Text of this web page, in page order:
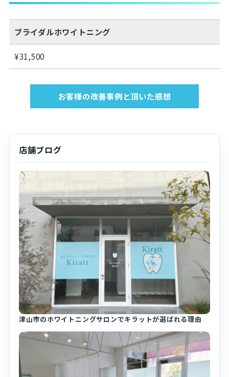
ブライダルホワイトニング
¥31,500
お客様の改善事例と頂いた感想
店舗ブログ
津山市のホワイトニングサロンでキラットが選ばれる理由